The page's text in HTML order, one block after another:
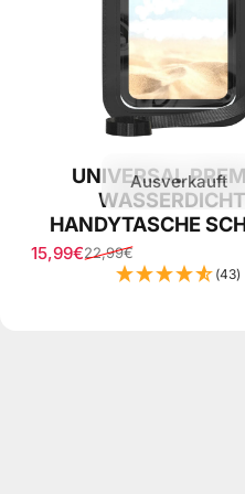
Ausverkauft
UNIVERSAL
HANDYTASCHE
Verkaufspreis
15,99€
Normaler Preis
22,99€
(43)